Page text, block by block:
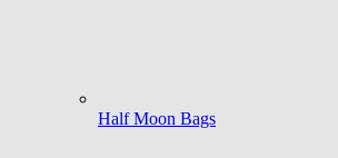
Half Moon Bags